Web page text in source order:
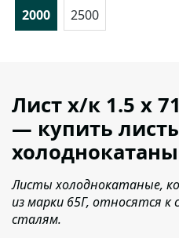
2000
2500
Лист х/к 1.5 х
— купить
Листы холоднокатаные,
из марки 65Г, относятся к
сталям.